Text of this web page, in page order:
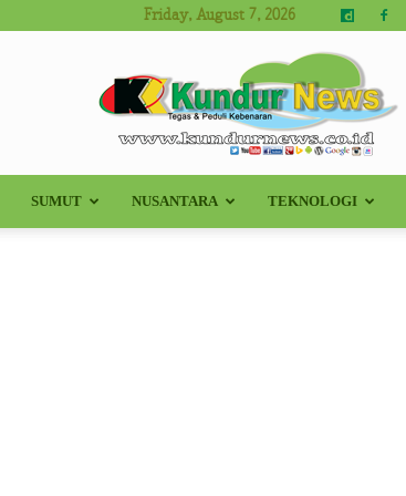
Friday, August 7, 2026
Kundur
SUMUT NUSANTARA TEKNOLOGI